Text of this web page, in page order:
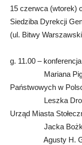
15 czerwca (wtorek)
Siedziba Dyrekcji
(ul. Bitwy
g. 11.00 –
Mariana Pigana
Państwowych w
Leszka
Urząd Miasta
Jacka Bożka –
Agusty H.